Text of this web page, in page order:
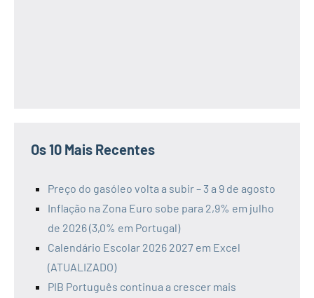
Os 10 Mais Recentes
Preço do gasóleo volta a subir – 3 a 9 de agosto
Inflação na Zona Euro sobe para 2,9% em julho
de 2026 (3,0% em Portugal)
Calendário Escolar 2026 2027 em Excel
(ATUALIZADO)
PIB Português continua a crescer mais